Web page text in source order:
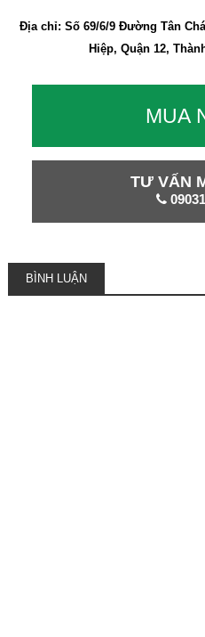
Địa chỉ: Số 69/6/9 Đường Tân
Hiệp, Quận 12,
MUA
TƯ VẤN
BÌNH LUẬN